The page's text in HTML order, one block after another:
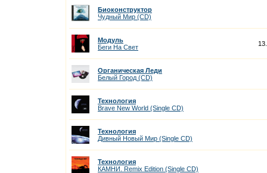
Биоконструктор
Чудный Мир (CD)
Модуль
Беги На Cвет
Органическая Леди
Белый Город (CD)
Технология
Brave New World (Single CD)
Технология
Дивный Новый Мир (Single CD)
Технология
КАМНИ. Remix Edition (Single CD)